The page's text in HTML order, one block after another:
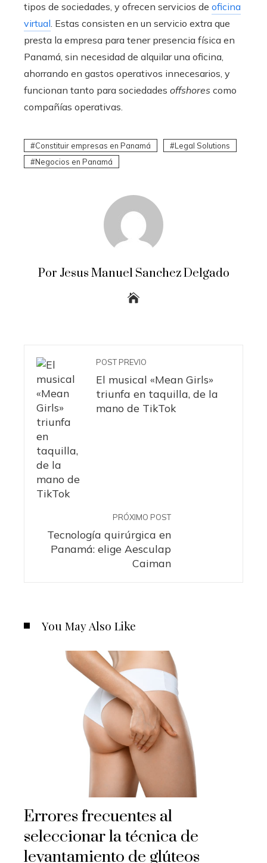
tipos de sociedades, y ofrecen servicios de oficina
virtual. Estas consisten en un servicio extra que
presta la empresa para tener presencia física en
Panamá, sin necesidad de alquilar una oficina,
ahorrando en gastos operativos innecesarios, y
funcionan tanto para sociedades offshores como
compañías operativas.
Constituir empresas en Panamá
Legal Solutions
Negocios en Panamá
Por Jesus Manuel Sanchez Delgado
POST PREVIO
El musical «Mean Girls»
triunfa en taquilla, de la
mano de TikTok
PRÓXIMO POST
Tecnología quirúrgica en
Panamá: elige Aesculap
Caiman
You May Also Like
Errores frecuentes al
seleccionar la técnica de
levantamiento de glúteos